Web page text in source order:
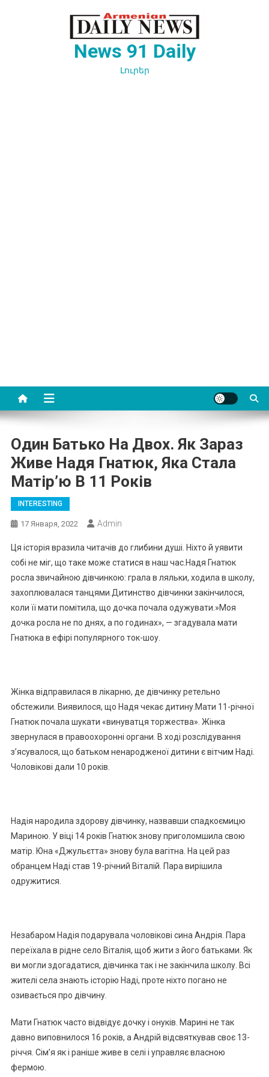
News 91 Daily
Լուրեր
Один Батько На Двох. Як Зараз
Живе Надя Гнатюк, Яка Стала
Матір’ю В 11 Років
INTERESTING
17 Января, 2022 Admin
Ця історія вразила читачів до глибини душі. Ніхто й уявити
собі не міг, що таке може статися в наш час.Надя Гнатюк
росла звичайною дівчинкою: грала в ляльки, ходила в школу,
захоплювалася танцями.Дитинство дівчинки закінчилося,
коли її мати помітила, що дочка почала одужувати.»Моя
дочка росла не по днях, а по годинах», — згадувала мати
Гнатюка в ефірі популярного ток-шоу.
Жінка відправилася в лікарню, де дівчинку ретельно
обстежили. Виявилося, що Надя чекає дитину.Мати 11-річної
Гнатюк почала шукати «винуватця торжества». Жінка
звернулася в правоохоронні органи. В ході розслідування
з’ясувалося, що батьком ненародженої дитини є вітчим Наді.
Чоловікові дали 10 років.
Надія народила здорову дівчинку, назвавши спадкоємицю
Мариною. У віці 14 років Гнатюк знову приголомшила свою
матір. Юна «Джульєтта» знову була вагітна. На цей раз
обранцем Наді став 19-річний Віталій. Пара вирішила
одружитися.
Незабаром Надія подарувала чоловікові сина Андрія. Пара
переїхала в рідне село Віталія, щоб жити з його батьками. Як
ви могли здогадатися, дівчинка так і не закінчила школу. Всі
жителі села знають історію Наді, проте ніхто погано не
озивається про дівчину.
Мати Гнатюк часто відвідує дочку і онуків. Марині не так
давно виповнилося 16 років, а Андрій відсвяткував своє 13-
річчя. Сім’я як і раніше живе в селі і управляє власною
фермою.